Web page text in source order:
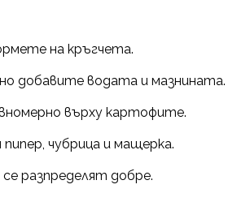
на кръгчета.
добавите водата и мазнината.
върху картофите.
чубрица и мащерка.
разпределят добре.